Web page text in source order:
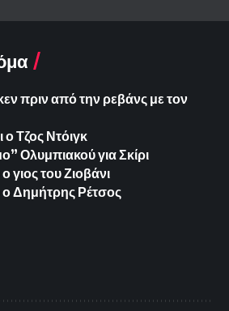
πριν από την ρεβάνς με τον
ο Τζος Ντόιγκ
Ολυμπιακού για Σκίρι
γιος του Ζιοβάνι
Δημήτρης Ρέτσος